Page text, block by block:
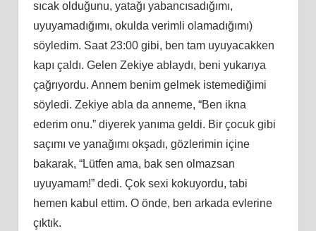
sıcak olduğunu, yatağı yabancısadığımı,
uyuyamadığımı, okulda verimli olamadığımı)
söyledim. Saat 23:00 gibi, ben tam uyuyacakken
kapı çaldı. Gelen Zekiye ablaydı, beni yukarıya
çağrıyordu. Annem benim gelmek istemediğimi
söyledi. Zekiye abla da anneme, “Ben ikna
ederim onu.” diyerek yanıma geldi. Bir çocuk gibi
saçımı ve yanağımı okşadı, gözlerimin içine
bakarak, “Lütfen ama, bak sen olmazsan
uyuyamam!” dedi. Çok sexi kokuyordu, tabi
hemen kabul ettim. O önde, ben arkada evlerine
çıktık.